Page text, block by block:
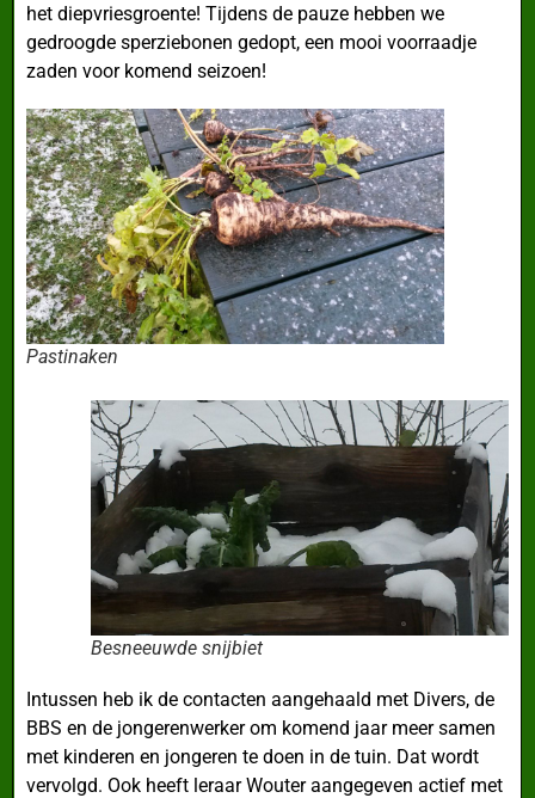
het diepvriesgroente! Tijdens de pauze hebben we
gedroogde sperziebonen gedopt, een mooi voorraadje
zaden voor komend seizoen!
Pastinaken
Besneeuwde snijbiet
Intussen heb ik de contacten aangehaald met Divers, de
BBS en de jongerenwerker om komend jaar meer samen
met kinderen en jongeren te doen in de tuin. Dat wordt
vervolgd. Ook heeft leraar Wouter aangegeven actief met